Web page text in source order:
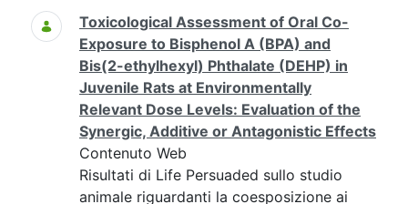
Ricerca
Toxicological Assessment of Oral Co-
Exposure to Bisphenol A (BPA) and
Bis(2-ethylhexyl) Phthalate (DEHP) in
Juvenile Rats at Environmentally
Relevant Dose Levels: Evaluation of the
Synergic, Additive or Antagonistic Effects
Contenuto Web
Risultati di Life Persuaded sullo studio
animale riguardanti la coesposizione ai